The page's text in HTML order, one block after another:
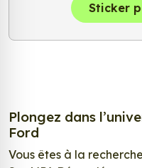
Sticker
Plongez dans
Ford
Vous êtes à la